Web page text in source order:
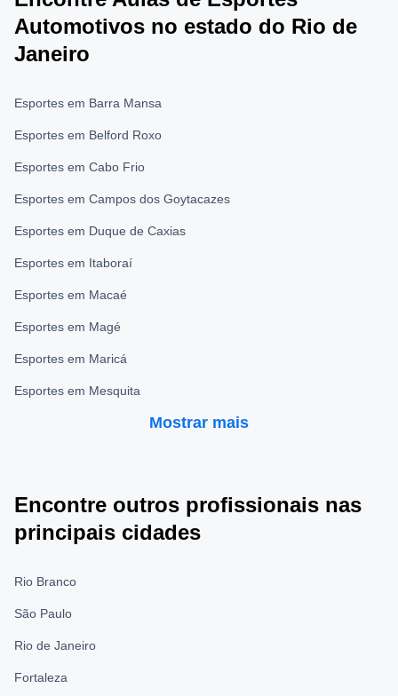
Automotivos no estado do Rio de
Janeiro
Esportes em Barra Mansa
Esportes em Belford Roxo
Esportes em Cabo Frio
Esportes em Campos dos Goytacazes
Esportes em Duque de Caxias
Esportes em Itaboraí
Esportes em Macaé
Esportes em Magé
Esportes em Maricá
Esportes em Mesquita
Mostrar mais
Encontre outros profissionais nas
principais cidades
Rio Branco
São Paulo
Rio de Janeiro
Fortaleza